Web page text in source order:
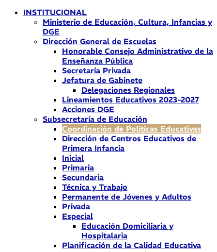
INSTITUCIONAL
Ministerio de Educación, Cultura, Infancias y
DGE
Dirección General de Escuelas
Honorable Consejo Administrativo de la
Enseñanza Pública
Secretaría Privada
Jefatura de Gabinete
Delegaciones Regionales
Lineamientos Educativos 2023-2027
Acciones DGE
Subsecretaría de Educación
Coordinación de Políticas Educativas
Dirección de Centros Educativos de
Primera Infancia
Inicial
Primaria
Secundaria
Técnica y Trabajo
Permanente de Jóvenes y Adultos
Privada
Especial
Educación Domiciliaria y
Hospitalaria
Planificación de la Calidad Educativa